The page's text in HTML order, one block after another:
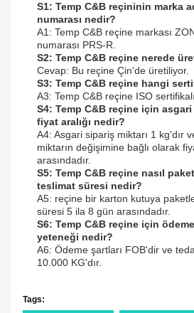
S1: Temp C&B reçininin marka
numarası nedir?
A1: Temp C&B reçine markası
numarası PRS-R.
S2: Temp C&B reçine nerede
Cevap: Bu reçine Çin'de üretiliyor.
S3: Temp C&B reçine hangi
A3: Temp C&B reçine ISO
S4: Temp C&B reçine için
fiyat aralığı nedir?
A4: Asgari sipariş miktarı 1 kg'dır
miktarın değişimine bağlı olarak
arasındadır.
S5: Temp C&B reçine nasıl
teslimat süresi nedir?
A5: reçine bir karton kutuya
süresi 5 ila 8 gün arasındadır.
S6: Temp C&B reçine için
yeteneği nedir?
A6: Ödeme şartları FOB'dir ve
10.000 KG'dır.
Tags: